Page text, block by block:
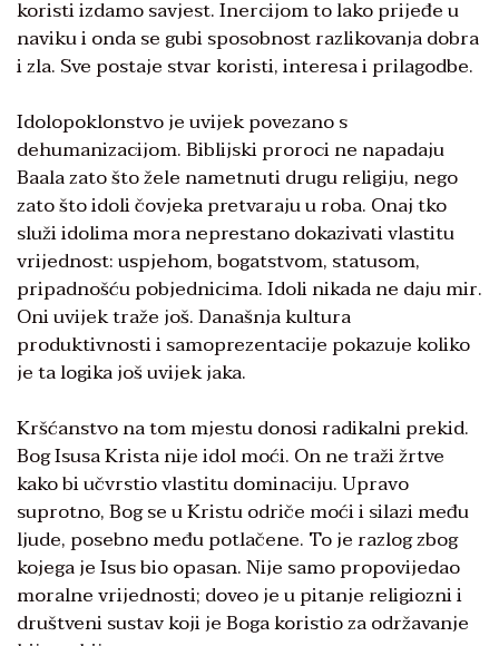
koristi izdamo savjest. Inercijom to lako prijeđe u
naviku i onda se gubi sposobnost razlikovanja dobra
i zla. Sve postaje stvar koristi, interesa i prilagodbe.
Idolopoklonstvo je uvijek povezano s
dehumanizacijom. Biblijski proroci ne napadaju
Baala zato što žele nametnuti drugu religiju, nego
zato što idoli čovjeka pretvaraju u roba. Onaj tko
služi idolima mora neprestano dokazivati vlastitu
vrijednost: uspjehom, bogatstvom, statusom,
pripadnošću pobjednicima. Idoli nikada ne daju mir.
Oni uvijek traže još. Današnja kultura
produktivnosti i samoprezentacije pokazuje koliko
je ta logika još uvijek jaka.
Kršćanstvo na tom mjestu donosi radikalni prekid.
Bog Isusa Krista nije idol moći. On ne traži žrtve
kako bi učvrstio vlastitu dominaciju. Upravo
suprotno, Bog se u Kristu odriče moći i silazi među
ljude, posebno među potlačene. To je razlog zbog
kojega je Isus bio opasan. Nije samo propovijedao
moralne vrijednosti; doveo je u pitanje religiozni i
društveni sustav koji je Boga koristio za održavanje